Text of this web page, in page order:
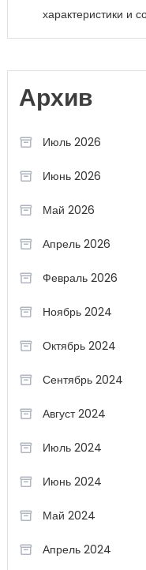
характеристики и
Архив
Июль 2026
Июнь 2026
Май 2026
Апрель 2026
Февраль 2026
Ноябрь 2024
Октябрь 2024
Сентябрь 2024
Август 2024
Июль 2024
Июнь 2024
Май 2024
Апрель 2024